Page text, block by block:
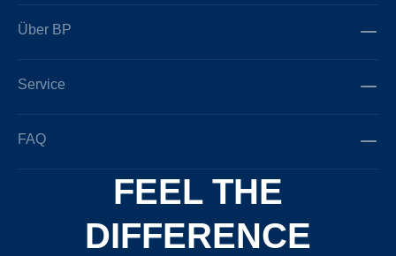
Über BP
Service
FAQ
FEEL THE
DIFFERENCE